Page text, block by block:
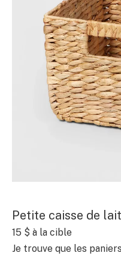
Petite caisse de
15 $ à la cible
Je trouve que les